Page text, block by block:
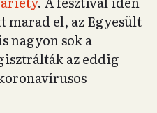
marad el, az Egyesült
nagyon sok a
az eddig